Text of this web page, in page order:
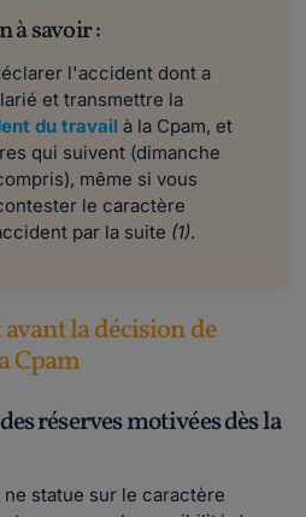
à savoir :
l'accident dont a
et transmettre la
du travail à la Cpam, et
qui suivent (dimanche
même si vous
le caractère
par la suite (1).
la décision de
Cpam
réserves motivées dès la
ne statue sur le caractère